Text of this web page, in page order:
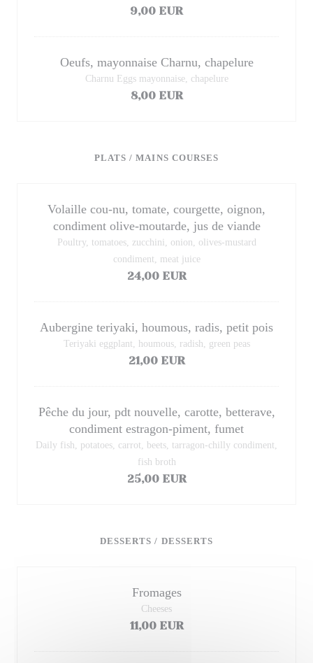
9,00 EUR
Oeufs, mayonnaise Charnu, chapelure
Charnu Eggs mayonnaise, chapelure
8,00 EUR
PLATS / MAINS COURSES
Volaille cou-nu, tomate, courgette, oignon,
condiment olive-moutarde, jus de viande
Poultry, tomatoes, zucchini, onion, olives-mustard
condiment, meat juice
24,00 EUR
Aubergine teriyaki, houmous, radis, petit pois
Teriyaki eggplant, houmous, radish, green peas
21,00 EUR
Pêche du jour, pdt nouvelle, carotte, betterave,
condiment estragon-piment, fumet
Daily fish, potatoes, carrot, beets, tarragon-chilly condiment,
fish broth
25,00 EUR
DESSERTS / DESSERTS
Fromages
Cheeses
11,00 EUR